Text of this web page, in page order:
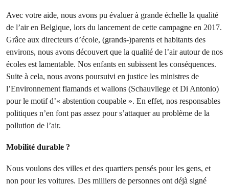
Avec votre aide, nous avons pu évaluer à grande échelle la qualité
de l’air en Belgique, lors du lancement de cette campagne en 2017.
Grâce aux directeurs d’école, (grands-)parents et habitants des
environs, nous avons découvert que la qualité de l’air autour de nos
écoles est lamentable. Nos enfants en subissent les conséquences.
Suite à cela, nous avons poursuivi en justice les ministres de
l’Environnement flamands et wallons (Schauvliege et Di Antonio)
pour le motif d’« abstention coupable ». En effet, nos responsables
politiques n’en font pas assez pour s’attaquer au problème de la
pollution de l’air.
Mobilité durable ?
Nous voulons des villes et des quartiers pensés pour les gens, et
non pour les voitures. Des milliers de personnes ont déjà signé